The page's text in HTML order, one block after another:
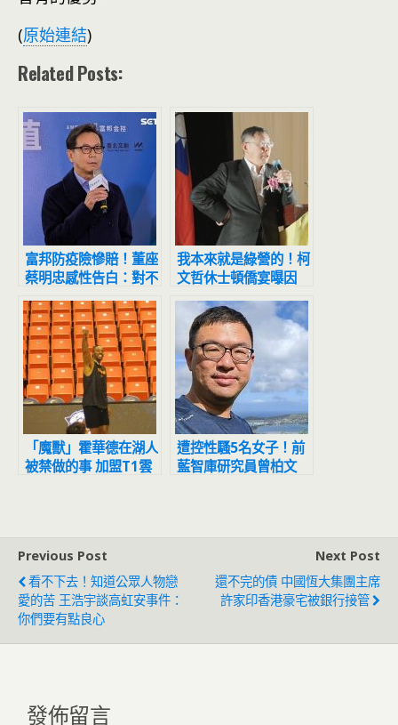
(原始連結)
Related Posts:
富邦防疫險慘賠！董座
蔡明忠感性告白：對不
起父親但對得起自己
我本來就是綠營的！柯
文哲休士頓僑宴曝因
「這3點」看不慣民進
「魔獸」霍華德在湖人
被禁做的事 加盟T1雲
遭控性騷5名女子！前
藍智庫研究員曾柏文
Previous Post
看不下去！知道公眾人物戀
愛的苦 王浩宇談高虹安事件：
你們要有點良心
Next Post
還不完的債 中國恆大集團主席
許家印香港豪宅被銀行接管
發佈留言